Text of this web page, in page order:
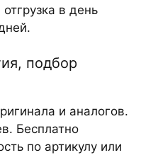
в день
подбор
и аналогов.
Бесплатно
по артикулу или